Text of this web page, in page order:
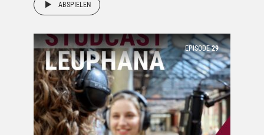
ABSPIELEN
EPISODE 29